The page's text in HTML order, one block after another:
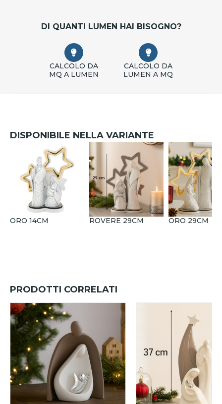
DI QUANTI LUMEN HAI BISOGNO?
CALCOLO DA
MQ A LUMEN
CALCOLO DA
LUMEN A MQ
DISPONIBILE NELLA VARIANTE
ORO 14CM ROVERE 29CM ORO 29CM
PRODOTTI CORRELATI